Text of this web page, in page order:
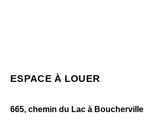
ESPACE À LOUER
665, chemin du Lac à Boucherville